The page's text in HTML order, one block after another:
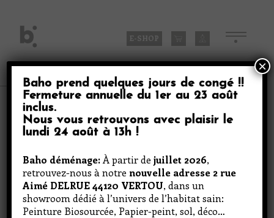
content
E-SHOP
Produits
Flannel Lowers 2
Baho prend quelques jours de congé !!
Fermeture annuelle du1er au 23 août
inclus.
Nous vous retrouvons avec plaisir le
lundi 24 août à 13h !
Baho déménage: À partir dejuillet 2026,
retrouvez-nous à notre nouvelle adresse 2 rue
Aimé DELRUE 44120 VERTOU, dans un
showroom dédié à l’univers de l’habitat sain:
Peinture Biosourcée, Papier-peint, sol, déco…
×